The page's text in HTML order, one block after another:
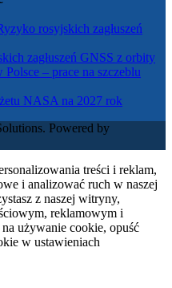
rosyjskich zagłuszeń
zagłuszeń GNSS z orbity
– prace na szczeblu
NASA na 2027 rok
Powered by
treści i reklam,
i analizować ruch w naszej
z naszej witryny,
reklamowym i
używanie cookie, opuść
w ustawieniach